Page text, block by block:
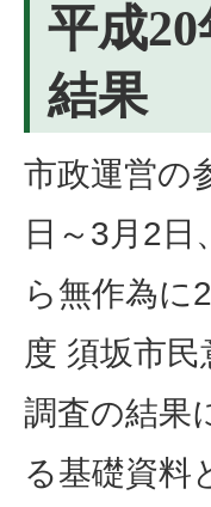
平成
結果
市政運営の
日～3月2
ら無作為に
度 須坂市
調査の結果
る基礎資料